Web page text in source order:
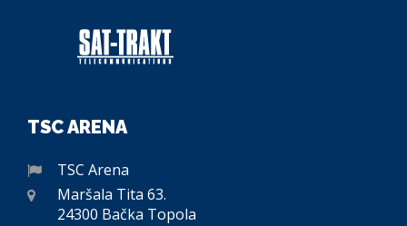
TSC ARENA
TSC Arena
Maršala Tita 63.
24300 Bačka Topola